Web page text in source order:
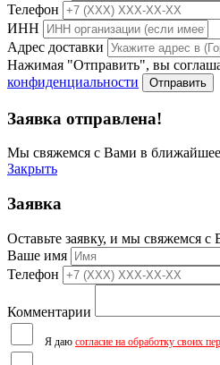
Телефон
ИНН
Адрес доставки
Нажимая "Отправить", вы
конфиденциальности
Отправить
Заявка отправлена!
Мы свяжемся с Вами в
Закрыть
Заявка
Оставьте заявку, и мы свяжемся
Ваше имя
Телефон
Комментарии
Я даю согласие на обработку своих